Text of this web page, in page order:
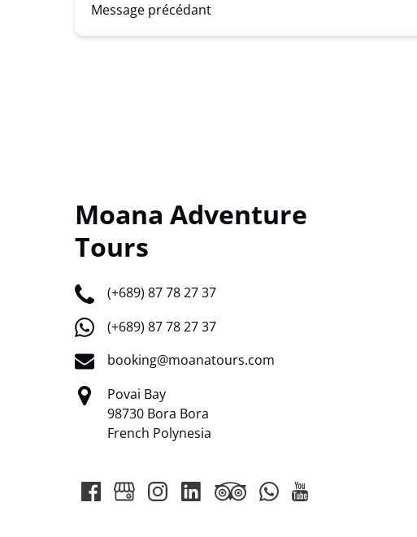
Message précédant
Moana Adventure
Tours
(+689) 87 78 27 37
(+689) 87 78 27 37
booking@moanatours.com
Povai Bay
98730 Bora Bora
French Polynesia